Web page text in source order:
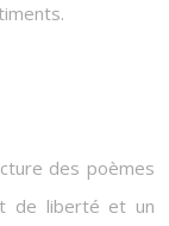
des poèmes
de liberté et un